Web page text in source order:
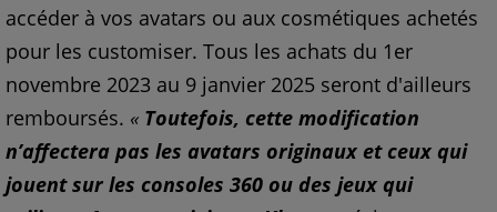
accéder à vos avatars ou aux cosmétiques achetés
pour les customiser. Tous les achats du 1er
novembre 2023 au 9 janvier 2025 seront d'ailleurs
remboursés. « Toutefois, cette modification
n’affectera pas les avatars originaux et ceux qui
jouent sur les consoles 360 ou des jeux qui